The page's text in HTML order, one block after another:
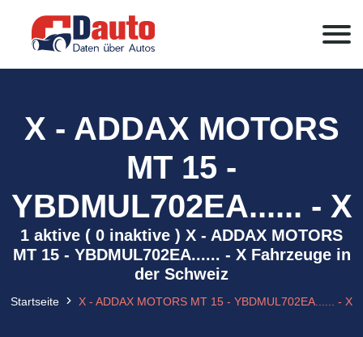
X - ADDAX MOTORS
MT 15 -
YBDMUL702EA...... - X
1 aktive ( 0 inaktive ) X - ADDAX MOTORS
MT 15 - YBDMUL702EA...... - X Fahrzeuge in
der Schweiz
Startseite X - ADDAX MOTORS MT 15 - YBDMUL702EA...... - X